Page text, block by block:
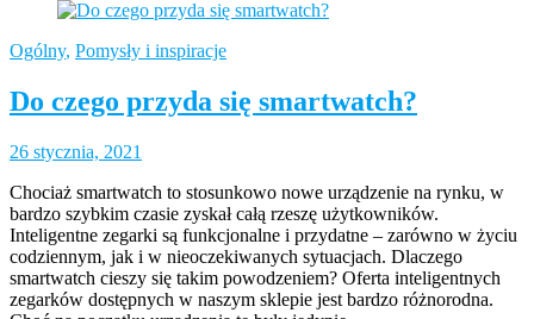
Ogólny, Pomysły i inspiracje
Do czego przyda się smartwatch?
26 stycznia, 2021
Chociaż smartwatch to stosunkowo nowe urządzenie na rynku, w
bardzo szybkim czasie zyskał całą rzeszę użytkowników.
Inteligentne zegarki są funkcjonalne i przydatne – zarówno w życiu
codziennym, jak i w nieoczekiwanych sytuacjach. Dlaczego
smartwatch cieszy się takim powodzeniem? Oferta inteligentnych
zegarków dostępnych w naszym sklepie jest bardzo różnorodna.